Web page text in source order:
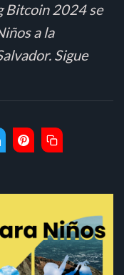
Bitcoin 2024 se
a la
Sigue